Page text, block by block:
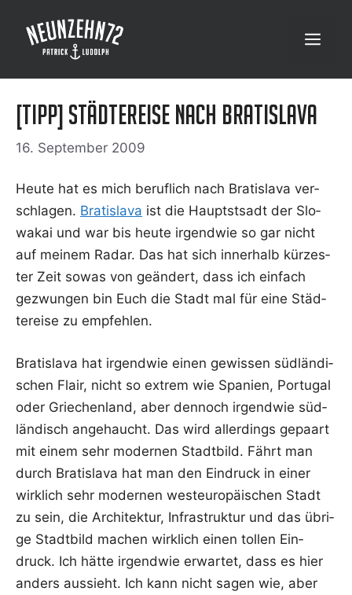
Inhalt
springen
Menü
[Tipp] Städtereise nach Bratislava
16. September 2009
Heu­te hat es mich beruf­lich nach Bra­tis­la­va ver­
schla­gen. Bra­tis­la­va ist die Hauptst­sadt der Slo­
wa­kai und war bis heu­te irgend­wie so gar nicht
auf mei­nem Radar. Das hat sich inner­halb kür­zes­
ter Zeit sowas von geän­dert, dass ich ein­fach
gezwun­gen bin Euch die Stadt mal für eine Städ­
te­rei­se zu empfehlen.
Bra­tis­la­va hat irgend­wie einen gewis­sen süd­län­di­
schen Flair, nicht so extrem wie Spa­ni­en, Por­tu­gal
oder Grie­chen­land, aber den­noch irgend­wie süd­
län­disch ange­haucht. Das wird aller­dings gepaart
mit einem sehr moder­nen Stadt­bild. Fährt man
durch Bra­tis­la­va hat man den Ein­druck in einer
wirk­lich sehr moder­nen west­eu­ro­päi­schen Stadt
zu sein, die Archi­tek­tur, Infra­struk­tur und das übri­
ge Stadt­bild machen wirk­lich einen tol­len Ein­
druck. Ich hät­te irgend­wie erwar­tet, dass es hier
anders aus­sieht. Ich kann nicht sagen wie, aber